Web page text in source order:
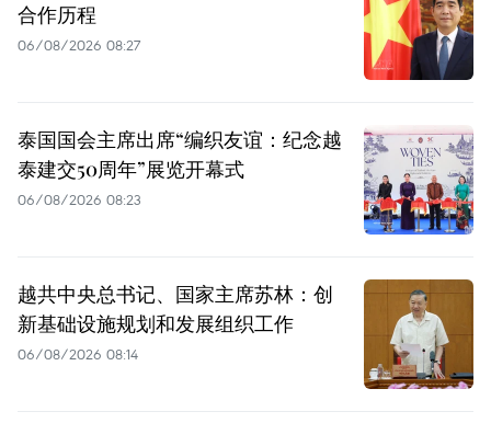
合作历程
06/08/2026 08:27
泰国国会主席出席“编织友谊：纪念越
泰建交50周年”展览开幕式
06/08/2026 08:23
越共中央总书记、国家主席苏林：创
新基础设施规划和发展组织工作
06/08/2026 08:14